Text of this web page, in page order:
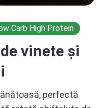
Carb High Protein
vinete și
perfectă